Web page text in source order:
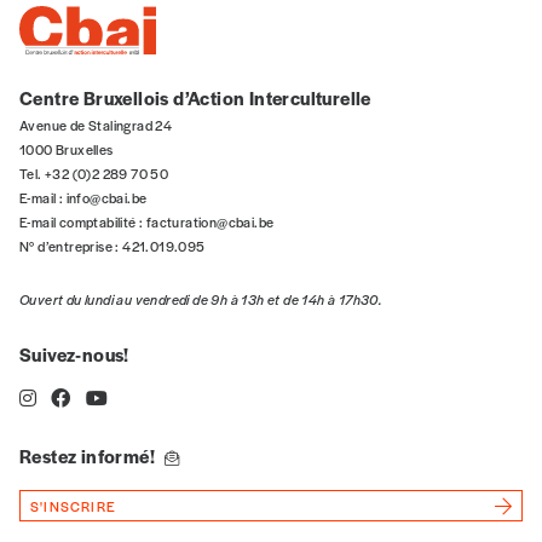
Prénom*
Nom*
Organisation
TVA
Centre Bruxellois d’Action Interculturelle
Avenue de Stalingrad 24
1000 Bruxelles
Tel. +32 (0)2 289 70 50
E-mail : info@cbai.be
E-mail comptabilité : facturation@cbai.be
N° d’entreprise : 421.019.095
Ouvert du lundi au vendredi de 9h à 13h et de 14h à 17h30.
Suivez-nous!
Restez informé!
S'INSCRIRE